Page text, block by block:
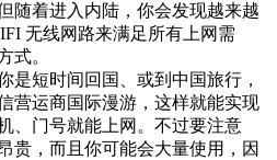
随着进入内陆，你会发现越来越
无线网路来满足所有上网需
式。
是短时间回国、或到中国旅行，
营运商国际漫游，这样就能实现
、门号就能上网。不过要注意
贵，而且你可能会大量使用，因